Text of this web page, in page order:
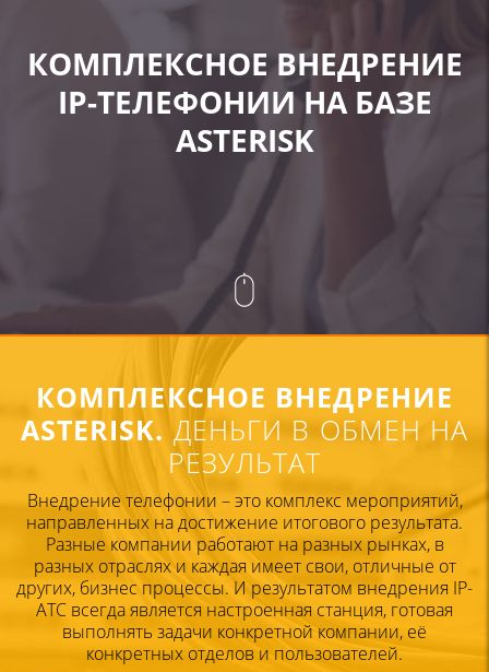
КОМПЛЕКСНОЕ ВНЕДРЕНИЕ
IP-ТЕЛЕФОНИИ НА БАЗЕ
ASTERISK
КОМПЛЕКСНОЕ ВНЕДРЕНИЕ
ASTERISK. ДЕНЬГИ В ОБМЕН НА
РЕЗУЛЬТАТ
Внедрение телефонии – это комплекс мероприятий,
направленных на достижение итогового результата.
Разные компании работают на разных рынках, в
разных отраслях и каждая имеет свои, отличные от
других, бизнес процессы. И результатом внедрения IP-
АТС всегда является настроенная станция, готовая
выполнять задачи конкретной компании, её
конкретных отделов и пользователей.